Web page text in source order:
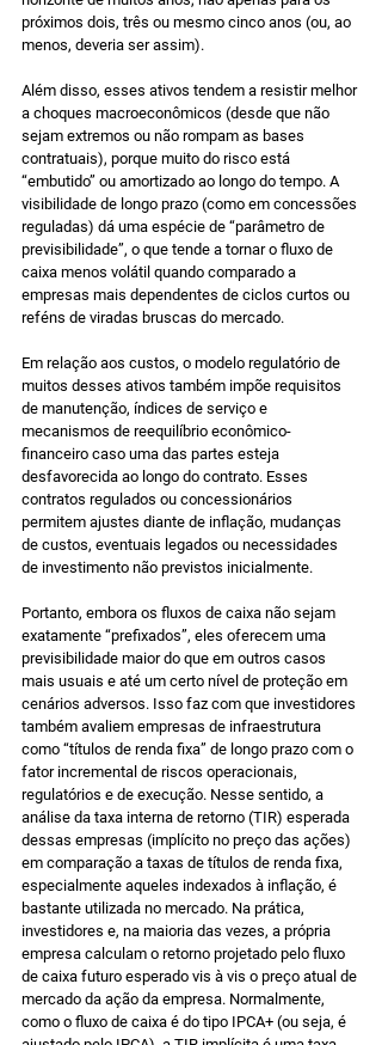
próximos dois, três ou mesmo cinco anos (ou, ao
menos, deveria ser assim).
Além disso, esses ativos tendem a resistir melhor
a choques macroeconômicos (desde que não
sejam extremos ou não rompam as bases
contratuais), porque muito do risco está
“embutido” ou amortizado ao longo do tempo. A
visibilidade de longo prazo (como em concessões
reguladas) dá uma espécie de “parâmetro de
previsibilidade”, o que tende a tornar o fluxo de
caixa menos volátil quando comparado a
empresas mais dependentes de ciclos curtos ou
reféns de viradas bruscas do mercado.
Em relação aos custos, o modelo regulatório de
muitos desses ativos também impõe requisitos
de manutenção, índices de serviço e
mecanismos de reequilíbrio econômico-
financeiro caso uma das partes esteja
desfavorecida ao longo do contrato. Esses
contratos regulados ou concessionários
permitem ajustes diante de inflação, mudanças
de custos, eventuais legados ou necessidades
de investimento não previstos inicialmente.
Portanto, embora os fluxos de caixa não sejam
exatamente “prefixados”, eles oferecem uma
previsibilidade maior do que em outros casos
mais usuais e até um certo nível de proteção em
cenários adversos. Isso faz com que investidores
também avaliem empresas de infraestrutura
como “títulos de renda fixa” de longo prazo com o
fator incremental de riscos operacionais,
regulatórios e de execução. Nesse sentido, a
análise da taxa interna de retorno (TIR) esperada
dessas empresas (implícito no preço das ações)
em comparação a taxas de títulos de renda fixa,
especialmente aqueles indexados à inflação, é
bastante utilizada no mercado. Na prática,
investidores e, na maioria das vezes, a própria
empresa calculam o retorno projetado pelo fluxo
de caixa futuro esperado vis à vis o preço atual de
mercado da ação da empresa. Normalmente,
como o fluxo de caixa é do tipo IPCA+ (ou seja, é